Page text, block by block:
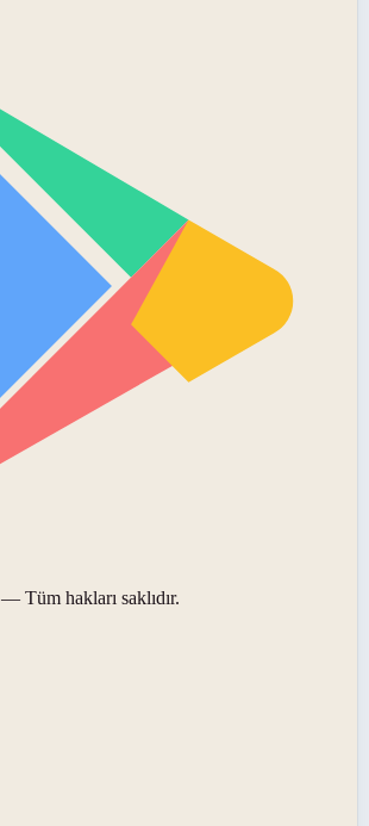
— Tüm hakları saklıdır.